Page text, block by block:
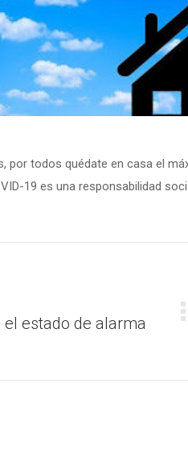
por todos quédate en casa el
19 es una responsabilidad
el estado de alarma